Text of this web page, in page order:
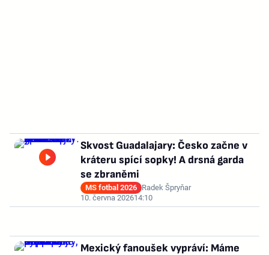
Skvost Guadalajary: Česko začne v
kráteru spící sopky! A drsná garda
se zbraněmi
MS fotbal 2026 Radek Špryňar
10. června 202614:10
Mexický fanoušek vypráví: Máme